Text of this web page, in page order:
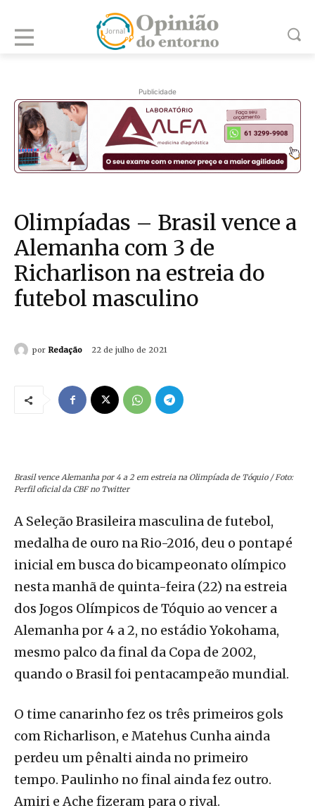
Publicidade
Olimpíadas – Brasil vence a
Alemanha com 3 de
Richarlison na estreia do
futebol masculino
por Redação 22 de julho de 2021
Brasil vence Alemanha por 4 a 2 em estreia na Olimpíada de Tóquio / Foto:
Perfil oficial da CBF no Twitter
A Seleção Brasileira masculina de futebol,
medalha de ouro na Rio-2016, deu o pontapé
inicial em busca do bicampeonato olímpico
nesta manhã de quinta-feira (22) na estreia
dos Jogos Olímpicos de Tóquio ao vencer a
Alemanha por 4 a 2, no estádio Yokohama,
mesmo palco da final da Copa de 2002,
quando o Brasil foi pentacampeão mundial.
O time canarinho fez os três primeiros gols
com Richarlison, e Matehus Cunha ainda
perdeu um pênalti ainda no primeiro
tempo. Paulinho no final ainda fez outro.
Amiri e Ache fizeram para o rival.